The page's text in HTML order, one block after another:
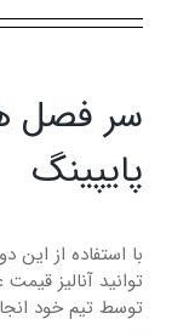
سر فصل
پایپینگ
با استفاده از این
توانید آنالیز قیمت
توسط تیم خود انجام